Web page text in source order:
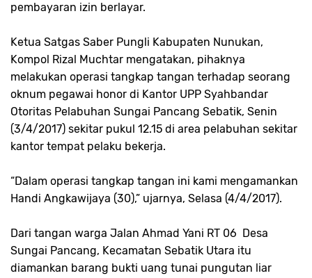
pembayaran izin berlayar.
Ketua Satgas Saber Pungli Kabupaten Nunukan,
Kompol Rizal Muchtar mengatakan, pihaknya
melakukan operasi tangkap tangan terhadap seorang
oknum pegawai honor di Kantor UPP Syahbandar
Otoritas Pelabuhan Sungai Pancang Sebatik, Senin
(3/4/2017) sekitar pukul 12.15 di area pelabuhan sekitar
kantor tempat pelaku bekerja.
“Dalam operasi tangkap tangan ini kami mengamankan
Handi Angkawijaya (30),” ujarnya, Selasa (4/4/2017).
Dari tangan warga Jalan Ahmad Yani RT 06 Desa
Sungai Pancang, Kecamatan Sebatik Utara itu
diamankan barang bukti uang tunai pungutan liar